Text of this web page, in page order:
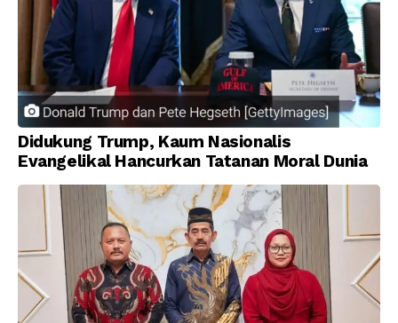
Didukung Trump, Kaum Nasionalis
Evangelikal Hancurkan Tatanan Moral Dunia